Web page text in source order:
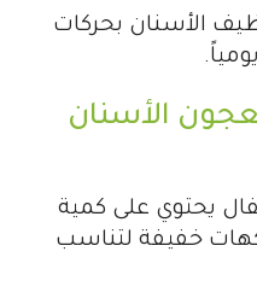
الأسنان بحركات
الأسنان
يحتوي على كمية
خفيفة لتناسب